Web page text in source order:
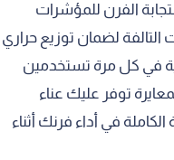
الفرن للمؤشرات
التالفة لضمان توزيع حراري
في كل مرة تستخدمين
توفر عليك عناء
في أداء فرنك أثناء